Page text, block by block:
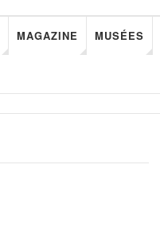
MAGAZINE MUSÉES